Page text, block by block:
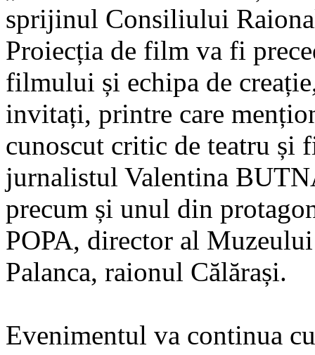
sprijinul Consiliului
Proiecția de film va fi
filmului și echipa de
invitați, printre care
cunoscut critic de teatru
jurnalistul Valentina
precum și unul din
POPA, director al Muzeului
Palanca, raionul Călărași.
Evenimentul va continua